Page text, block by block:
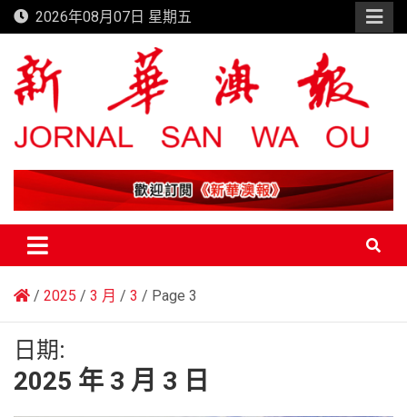
Skip
to
content
2026年08月07日 星期五
新華澳報
2025 3 月 3 Page 3
日期:
2025 年 3 月 3 日